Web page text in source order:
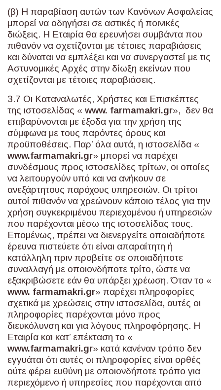
(β) Η παραβίαση αυτών των Κανόνων Ασφαλείας
μπορεί να οδηγήσει σε αστικές ή ποινικές
διώξεις. Η Εταιρία θα ερευνήσει συμβάντα που
πιθανόν να σχετίζονται με τέτοιες παραβιάσεις
και δύναται να εμπλέξει και να συνεργαστεί με τις
Αστυνομικές Αρχές στην δίωξη εκείνων που
σχετίζονται με τέτοιες παραβιάσεις.
3.7 Οι Καταναλωτές, Χρήστες και Επισκέπτες
της ιστοσελίδας « www. farmamakri.gr», δεν θα
επιβαρύνονται με έξοδα για την χρήση της
σύμφωνα με τους παρόντες όρους και
προϋποθέσεις. Παρ’ όλα αυτά, η ιστοσελίδα «
www.farmamakri.gr» μπορεί να παρέχει
συνδέσμους προς ιστοσελίδες τρίτων, οι οποίες
να λειτουργούν υπό και να ανήκουν σε
ανεξάρτητους παρόχους υπηρεσιών. Οι τρίτοι
αυτοί πιθανόν να χρεώνουν κάποιο τέλος για την
χρήση συγκεκριμένου περιεχομένου ή υπηρεσιών
που παρέχονται μέσω της ιστοσελίδας τους.
Επομένως, πρέπει να διενεργείτε οποιαδήποτε
έρευνα πιστεύετε ότι είναι απαραίτητη ή
κατάλληλη πριν προβείτε σε οποιαδήποτε
συναλλαγή με οποιονδήποτε τρίτο, ώστε να
εξακριβώσετε εάν θα υπάρξει χρέωση. Όταν το «
www. farmamakri.gr» παρέχει πληροφορίες
σχετικά με χρεώσεις στην ιστοσελίδα, αυτές οι
πληροφορίες παρέχονται μόνο προς
διευκόλυνση και για λόγους πληροφόρησης. Η
Εταιρία και κατ’ επέκταση το «
www.farmamakri.gr» κατά κανέναν τρόπο δεν
εγγυάται ότι αυτές οι πληροφορίες είναι ορθές
ούτε φέρει ευθύνη με οποιονδήποτε τρόπο για
περιεχόμενο ή υπηρεσίες που παρέχονται από